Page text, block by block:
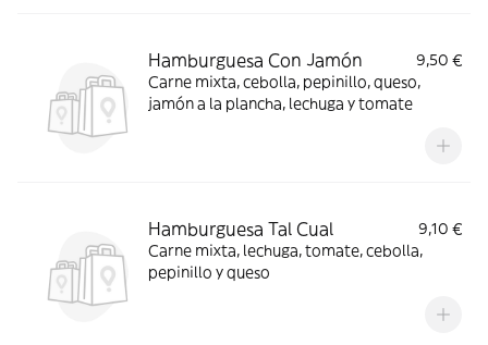
Hamburguesa Con Jamón
9,50 €
Carne mixta, cebolla, pepinillo, queso,
jamón a la plancha, lechuga y tomate
Hamburguesa Tal Cual
9,10 €
Carne mixta, lechuga, tomate, cebolla,
pepinillo y queso